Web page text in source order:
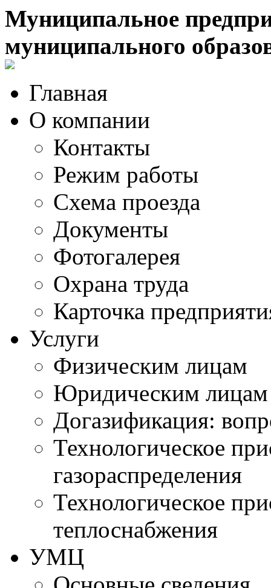
Муниципальное
муниципального
Главная
О компании
Контакты
Режим работы
Схема проезда
Документы
Фотогалерея
Охрана труда
Карточка
Услуги
Физическим лицам
Юридическим лицам
Догазификация:
Технологическое
газораспределения
Технологическое
теплоснабжения
УМЦ